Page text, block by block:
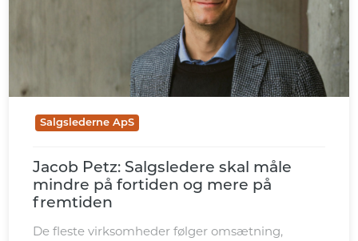
Salgslederne ApS
Jacob Petz: Salgsledere skal måle
mindre på fortiden og mere på
fremtiden
De fleste virksomheder følger omsætning,